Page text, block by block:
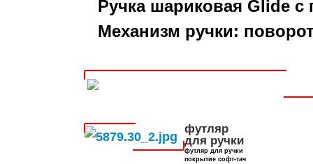
Ручка шариковая Glide
Механизм ручки:
футляр
для ручки
футляр для ручки
покрытие софт-тач